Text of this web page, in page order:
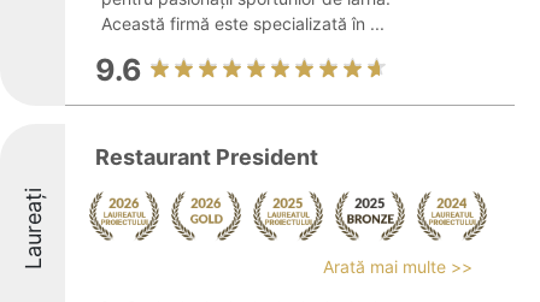
Această firmă este specializată în ...
9.6
Laureați
Restaurant President
Arată mai multe >>